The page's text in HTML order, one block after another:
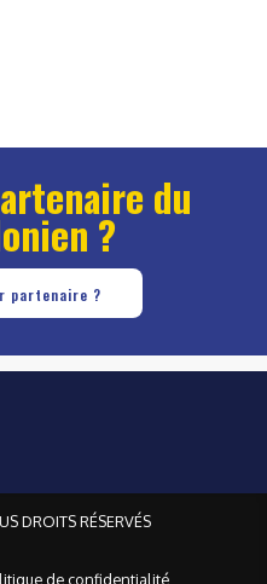
du
?
partenaire ?
DROITS RÉSERVÉS
de confidentialité